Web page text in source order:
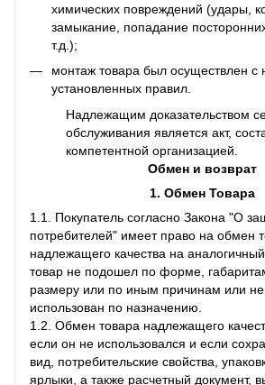
химических повреждений (удары,
замыкание, попадание
т.д.);
монтаж товара был осуществлен с
установленных правил.
Надлежащим доказательством
обслуживания является акт,
компетентной организацией.
Обмен и возврат
1. Обмен Товара
1.1. Покупатель согласно Закона "О
потребителей" имеет право на обмен
надлежащего качества на
товар не подошел по форме,
размеру или по иным причинам или
использован по назначению.
1.2. Обмен товара надлежащего
если он не использовался и если
вид, потребительские свойства,
ярлыки, а также расчетный документ,